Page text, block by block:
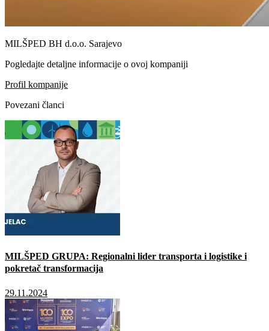
MILŠPED BH d.o.o. Sarajevo
Pogledajte detaljne informacije o ovoj kompaniji
Profil kompanije
Povezani članci
MILŠPED GRUPA: Regionalni lider transporta i logistike i
pokretač transformacija
29.11.2024